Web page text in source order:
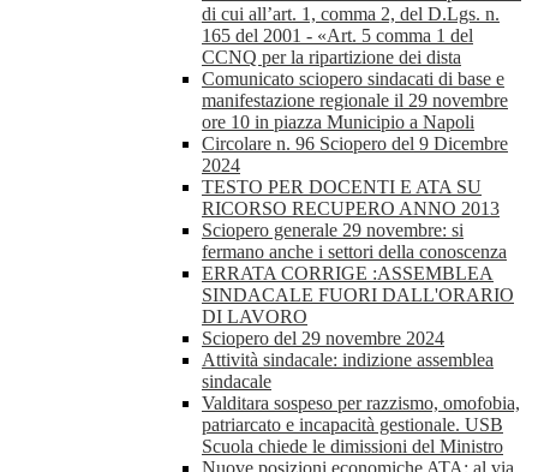
di cui all’art. 1, comma 2, del D.Lgs. n.
165 del 2001 - «Art. 5 comma 1 del
CCNQ per la ripartizione dei dista
Comunicato sciopero sindacati di base e
manifestazione regionale il 29 novembre
ore 10 in piazza Municipio a Napoli
Circolare n. 96 Sciopero del 9 Dicembre
2024
TESTO PER DOCENTI E ATA SU
RICORSO RECUPERO ANNO 2013
Sciopero generale 29 novembre: si
fermano anche i settori della conoscenza
ERRATA CORRIGE :ASSEMBLEA
SINDACALE FUORI DALL'ORARIO
DI LAVORO
Sciopero del 29 novembre 2024
Attività sindacale: indizione assemblea
sindacale
Valditara sospeso per razzismo, omofobia,
patriarcato e incapacità gestionale. USB
Scuola chiede le dimissioni del Ministro